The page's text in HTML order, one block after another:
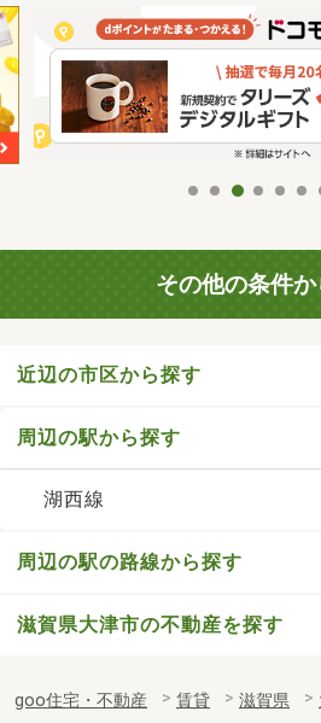
その他の条件
近辺の市区から探す
周辺の駅から探す
湖西線
周辺の駅の路線から探す
滋賀県大津市の不動産を探す
goo住宅・不動産 賃貸 滋賀県